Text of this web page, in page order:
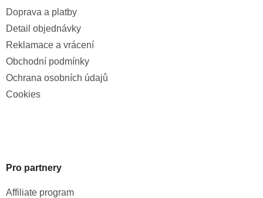
Doprava a platby
Detail objednávky
Reklamace a vrácení
Obchodní podmínky
Ochrana osobních údajů
Cookies
Pro partnery
Affiliate program